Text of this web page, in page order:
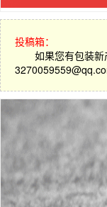
投稿箱：
如果您有包装